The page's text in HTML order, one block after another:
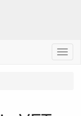
M
e